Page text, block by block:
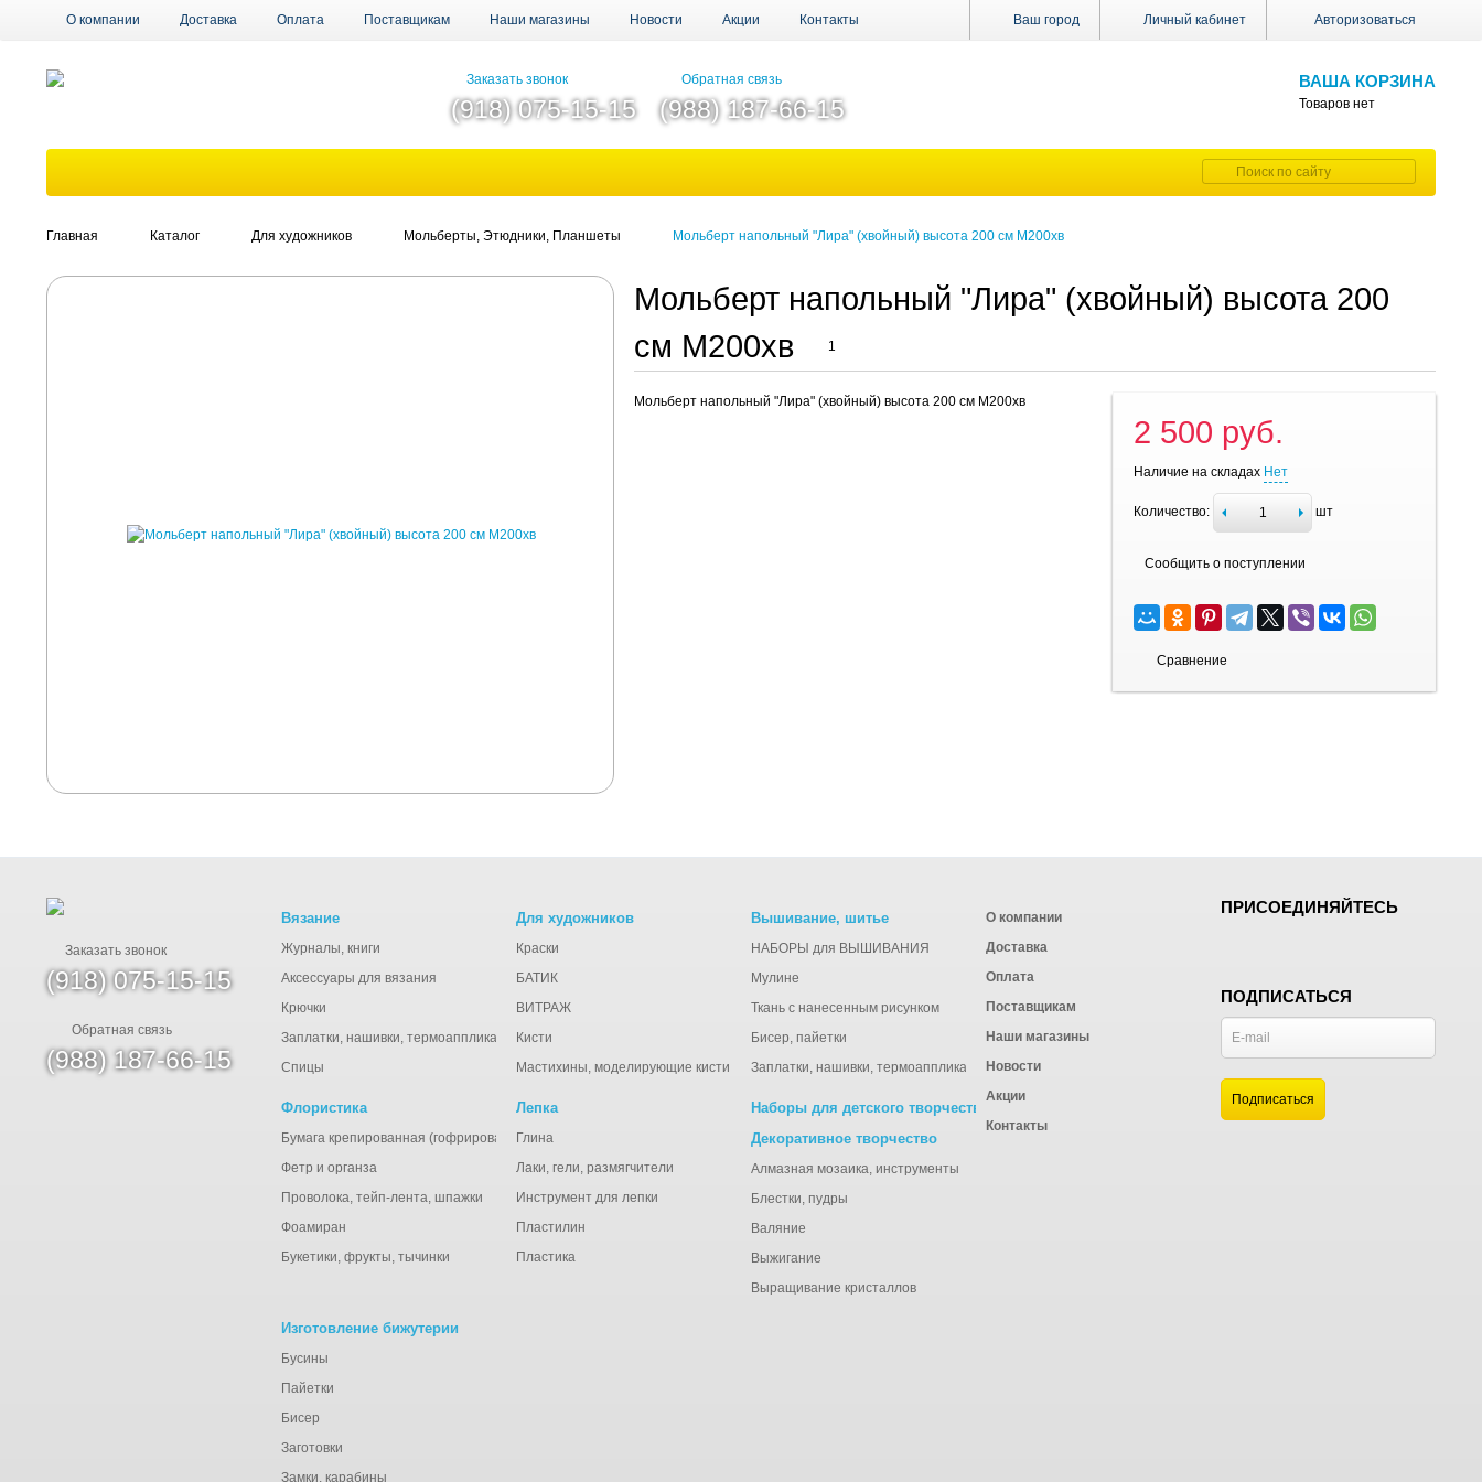
Ваш город Личный кабинет Авторизоваться
О компании Доставка Оплата Поставщикам Наши магазины Новости Акции Контакты
ВАША КОРЗИНА
Товаров нет
Заказать звонок
(918) 075-15-15
Обратная связь
(988) 187-66-15
Главная Каталог Для художников Мольберты, Этюдники, Планшеты Мольберт напольный "Лира" (хвойный) высота 200 см М200хв
Мольберт напольный "Лира" (хвойный) высота 200
см М200хв
1
Мольберт напольный "Лира" (хвойный) высота 200 см М200хв
2 500 руб.
Наличие на складах Нет
Количество: шт
Сообщить о поступлении
Сравнение
Заказать звонок
(918) 075-15-15
Обратная связь
(988) 187-66-15
Вязание
Журналы, книги
Аксессуары для вязания
Крючки
Заплатки, нашивки, термоаппликации
Спицы
Для художников
Краски
БАТИК
ВИТРАЖ
Кисти
Мастихины, моделирующие кисти
Вышивание, шитье
НАБОРЫ для ВЫШИВАНИЯ
Мулине
Ткань с нанесенным рисунком
Бисер, пайетки
Заплатки, нашивки, термоаппликации
Флористика
Бумага крепированная (гофрированная), тишью
Фетр и органза
Проволока, тейп-лента, шпажки
Фоамиран
Букетики, фрукты, тычинки
Лепка
Глина
Лаки, гели, размягчители
Инструмент для лепки
Пластилин
Пластика
Наборы для детского творчества
Декоративное творчество
Алмазная мозаика, инструменты
Блестки, пудры
Валяние
Выжигание
Выращивание кристаллов
Изготовление бижутерии
Бусины
Пайетки
Бисер
Заготовки
Замки, карабины
О компании
Доставка
Оплата
Поставщикам
Наши магазины
Новости
Акции
Контакты
ПРИСОЕДИНЯЙТЕСЬ
ПОДПИСАТЬСЯ